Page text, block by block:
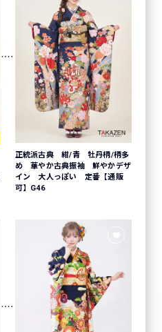
正統派古典 紺/青 牡丹柄/柄多
め 華やか古典振袖 鮮やかデザ
イン 大人っぽい 定番【通販
可】G46